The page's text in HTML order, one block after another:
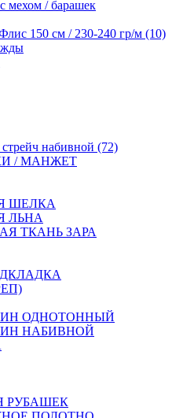
мехом / барашек
150 см / 230-240 гр/м (10)
набивной (72)
/ МАНЖЕТ
ШЕЛКА
ЛЬНА
ТКАНЬ ЗАРА
ОДНОТОННЫЙ
НАБИВНОЙ
РУБАШЕК